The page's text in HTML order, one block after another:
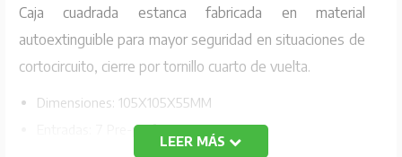
Caja cuadrada estanca fabricada en material
autoextinguible para mayor seguridad en situaciones de
cortocircuito, cierre por tornillo cuarto de vuelta.
Dimensiones: 105X105X55MM
Entradas: 7 Pre-perforadas
LEER MÁS